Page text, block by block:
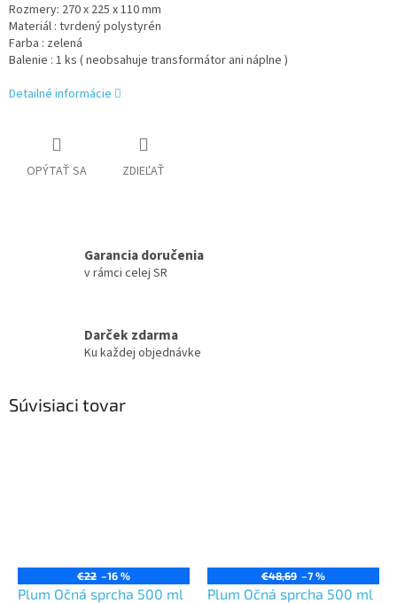
Rozmery: 270 x 225 x 110 mm
Materiál : tvrdený polystyrén
Farba : zelená
Balenie : 1 ks ( neobsahuje transformátor ani náplne )
Detailné informácie
OPÝTAŤ SA ZDIEĽAŤ
Garancia doručenia
v rámci celej SR
Darček zdarma
Ku každej objednávke
Súvisiaci tovar
€22 –16 %
Plum Očná sprcha 500 ml
€48,69 –7 %
Plum Očná sprcha 500 ml